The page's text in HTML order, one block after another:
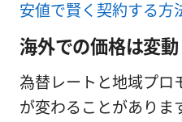
安値で賢く契約する方
海外での価格は変動
為替レートと地域プロ
が変わることがありま